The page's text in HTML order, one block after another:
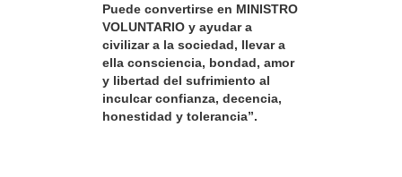
Puede convertirse en MINISTRO
VOLUNTARIO y ayudar a
civilizar a la sociedad, llevar a
ella consciencia, bondad, amor
y libertad del sufrimiento al
inculcar confianza, decencia,
honestidad y tolerancia”.